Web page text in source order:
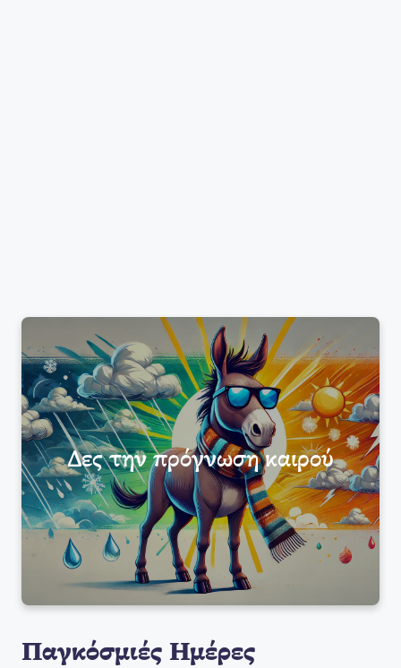
Δες την πρόγνωση καιρού
Παγκόσμιές Ημέρες